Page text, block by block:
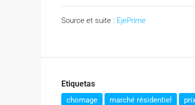
Source et suite : EjePrime
Etiquetas
chomage marché résidentiel